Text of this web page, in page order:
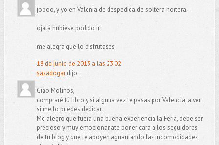
joooo, y yo en Valenia de despedida de soltera hortera...
ojalá hubiese podido ir
me alegra que lo disfrutases
18 de junio de 2013 a las 23:02
sasadogardijo...
Ciao Molinos,
compraré tú libro y si alguna vez te pasas por Valencia, a ver
si me lo puedes dedicar.
Me alegro que fuera una buena experiencia la Feria, debe ser
precioso y muy emocionanate poner cara a los seguidores
de tu blog y que te apoyen aguantando las incomodidades